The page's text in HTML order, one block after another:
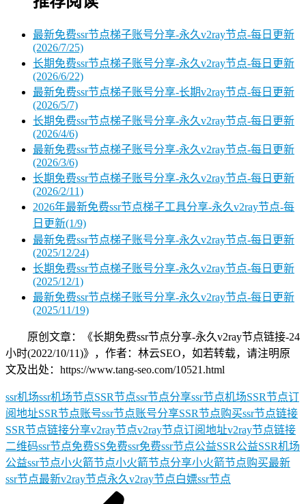
最新免费ssr节点梯子账号分享-永久v2ray节点-每日更新
(2026/7/25)
长期免费ssr节点梯子账号分享-永久v2ray节点-每日更新
(2026/6/22)
最新免费ssr节点梯子账号分享-长期v2ray节点-每日更新
(2026/5/7)
长期免费ssr节点梯子账号分享-永久v2ray节点-每日更新
(2026/4/6)
最新免费ssr节点梯子账号分享-永久v2ray节点-每日更新
(2026/3/6)
长期免费ssr节点梯子账号分享-永久v2ray节点-每日更新
(2026/2/11)
2026年最新免费ssr节点梯子工具分享-永久v2ray节点-每
日更新(1/9)
最新免费ssr节点梯子账号分享-永久v2ray节点-每日更新
(2025/12/24)
长期免费ssr节点梯子账号分享-永久v2ray节点-每日更新
(2025/12/1)
最新免费ssr节点梯子账号分享-永久v2ray节点-每日更新
(2025/11/19)
原创文章：《长期免费ssr节点分享-永久v2ray节点链接-24
小时(2022/10/11)》，作者：林云SEO，如若转载，请注明原
文及出处：https://www.tang-seo.com/10521.html
ssr机场ssr机场节点SSR节点ssr节点分享ssr节点机场SSR节点订
阅地址SSR节点账号ssr节点账号分享SSR节点购买ssr节点链接
SSR节点链接分享v2ray节点v2ray节点订阅地址v2ray节点链接
二维码ssr节点免费SS免费ssr免费ssr节点公益SSR公益SSR机场
公益ssr节点小火箭节点小火箭节点分享小火箭节点购买最新
ssr节点最新v2ray节点永久v2ray节点白嫖ssr节点